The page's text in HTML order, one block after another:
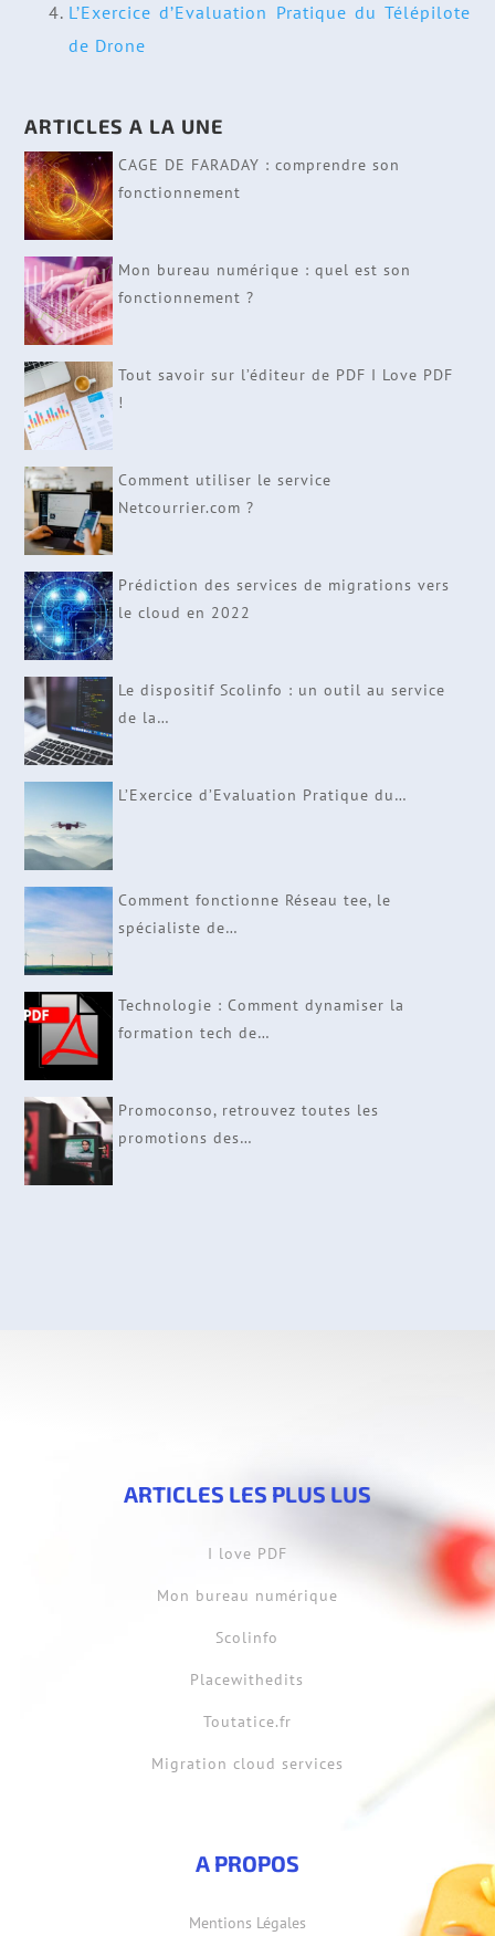
L’Exercice d’Evaluation Pratique du Télépilote
de Drone
ARTICLES A LA UNE
CAGE DE FARADAY : comprendre son
fonctionnement
Mon bureau numérique : quel est son
fonctionnement ?
Tout savoir sur l’éditeur de PDF I Love PDF
!
Comment utiliser le service
Netcourrier.com ?
Prédiction des services de migrations vers
le cloud en 2022
Le dispositif Scolinfo : un outil au service
de la…
L’Exercice d’Evaluation Pratique du…
Comment fonctionne Réseau tee, le
spécialiste de…
Technologie : Comment dynamiser la
formation tech de…
Promoconso, retrouvez toutes les
promotions des…
ARTICLES LES PLUS LUS
I love PDF
Mon bureau numérique
Scolinfo
Placewithedits
Toutatice.fr
Migration cloud services
A PROPOS
Mentions Légales